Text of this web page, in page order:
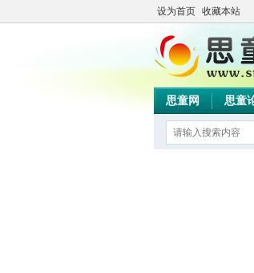
设为首页 收藏本站
思童网 思童